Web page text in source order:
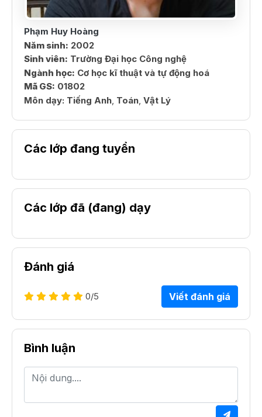
Phạm Huy Hoàng
Năm sinh: 2002
Sinh viên: Trường Đại học Công nghệ
Ngành học: Cơ học kĩ thuật và tự động hoá
Mã GS: 01802
Môn dạy: Tiếng Anh, Toán, Vật Lý
Các lớp đang tuyển
Các lớp đã (đang) dạy
Đánh giá
0/5 Viết đánh giá
Bình luận